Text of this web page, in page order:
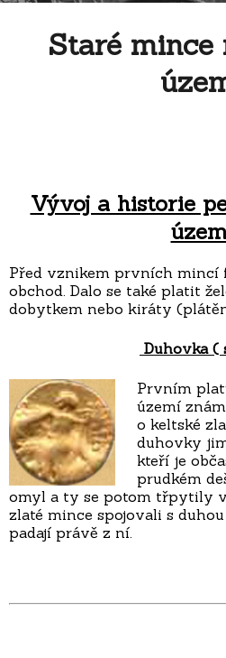
Staré mince
Vývoj a historie
Před vznikem prvních
obchod. Dalo se také platit
dobytkem nebo kiráty
Duhovka (
Prvním
území
o keltské
duhovky
kteří je
prudkém
omyl a ty se potom třpytily
zlaté mince spojovali s
padají právě z ní.